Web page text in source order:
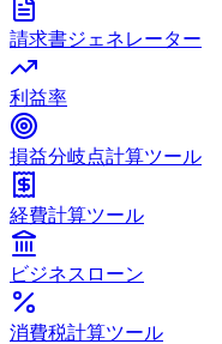
請求書ジェネレーター
利益率
損益分岐点計算ツール
経費計算ツール
ビジネスローン
消費税計算ツール